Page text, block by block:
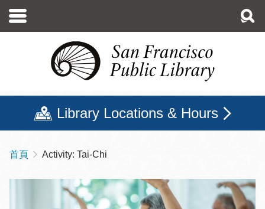
至
Library Locations & Hours
導
航
首頁 Activity: Tai-Chi